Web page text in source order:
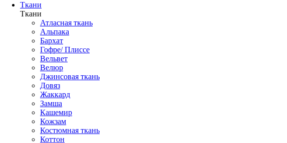
Ткани
Ткани
Атласная ткань
Альпака
Бархат
Гофре/ Плиссе
Вельвет
Велюр
Джинсовая ткань
Довяз
Жаккард
Замша
Кашемир
Кожзам
Костюмная ткань
Коттон